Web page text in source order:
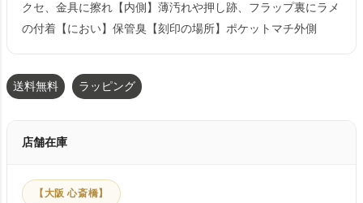
クセ、金具に擦れ【内側】薄汚れや押し跡、フラップ裏にラメ
の付着【におい】保管臭【刻印の場所】ポケットマチ外側
送料無料 ラッピング
店舗在庫
【大阪 心斎橋】